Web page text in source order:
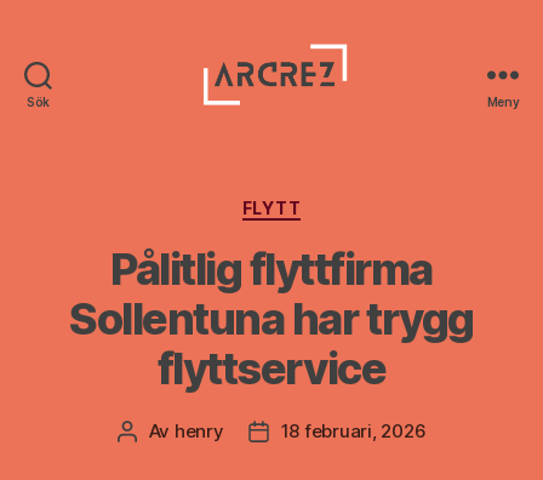
Sök Meny
Kategorier
FLYTT
Pålitlig flyttfirma
Sollentuna har trygg
flyttservice
Inläggsförfattare
Av henry Inläggsdatum
18 februari, 2026